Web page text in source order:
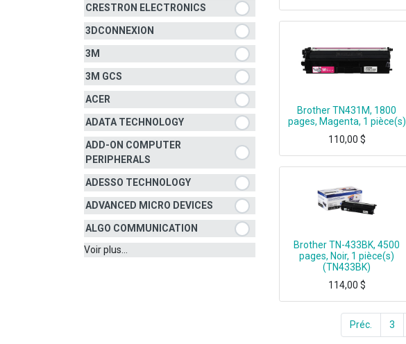
CRESTRON ELECTRONICS
3DCONNEXION
3M
3M GCS
ACER
ADATA TECHNOLOGY
ADD-ON COMPUTER
PERIPHERALS
ADESSO TECHNOLOGY
ADVANCED MICRO DEVICES
ALGO COMMUNICATION
Voir plus...
Brother TN431M, 1800
pages, Magenta, 1 pièce(s)
110,00 $
Brother TN-433BK, 4500
pages, Noir, 1 pièce(s)
(TN433BK)
114,00 $
Préc. 3